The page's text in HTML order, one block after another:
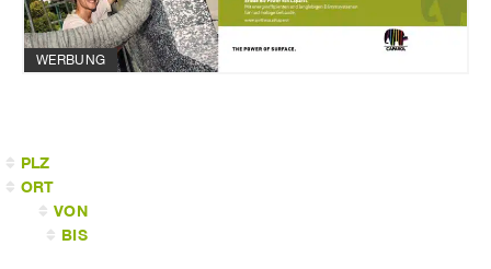
WERBUNG
PLZ
ORT
VON
BIS